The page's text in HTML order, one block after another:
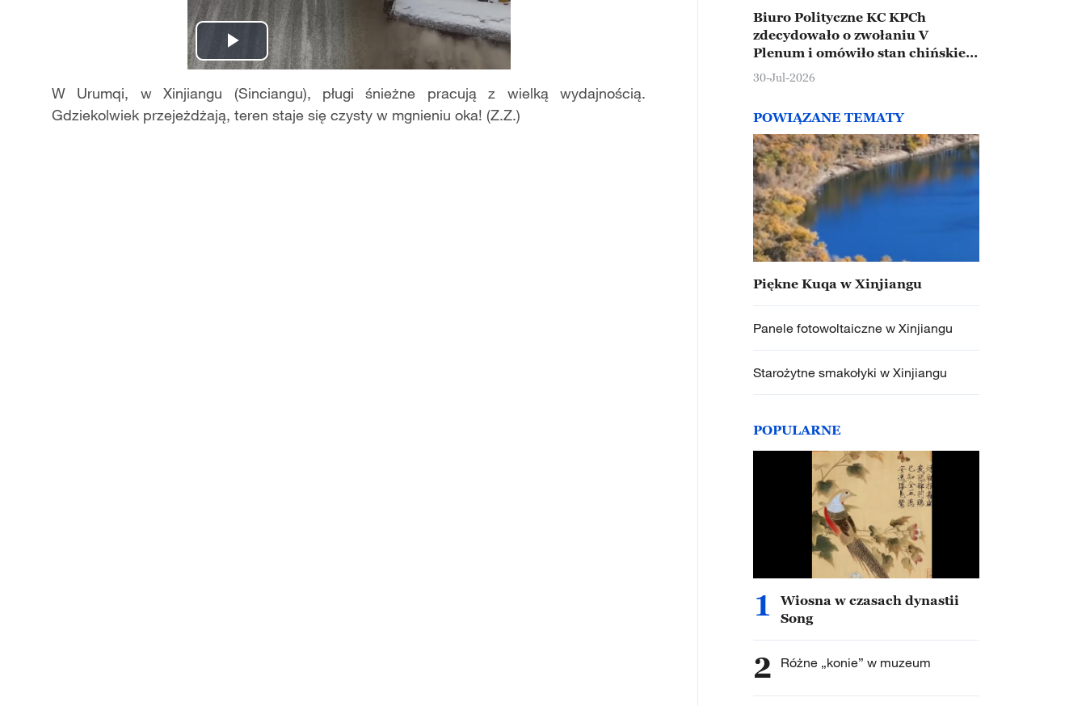
Play
Video
W Urumqi, w Xinjiangu (Sinciangu), pługi śnieżne pracują z wielką wydajnością.
Gdziekolwiek przejeżdżają, teren staje się czysty w mgnieniu oka! (Z.Z.)
Biuro Polityczne KC KPCh
zdecydowało o zwołaniu V
Plenum i omówiło stan chińskiej
gospodarki
30-Jul-2026
POWIĄZANE TEMATY
Piękne Kuqa w Xinjiangu
Panele fotowoltaiczne w Xinjiangu
Starożytne smakołyki w Xinjiangu
POPULARNE
1
Wiosna w czasach dynastii
Song
2 Różne „konie” w muzeum